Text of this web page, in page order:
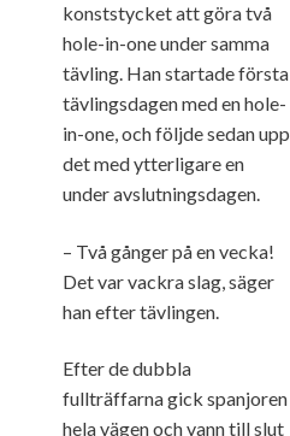
konststycket att göra två
hole-in-one under samma
tävling. Han startade första
tävlingsdagen med en hole-
in-one, och följde sedan upp
det med ytterligare en
under avslutningsdagen.
– Två gånger på en vecka!
Det var vackra slag, säger
han efter tävlingen.
Efter de dubbla
fullträffarna gick spanjoren
hela vägen och vann till slut